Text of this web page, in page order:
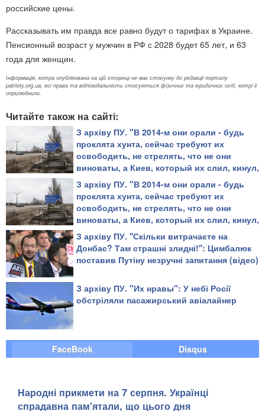
российские цены.
Рассказывать им правда все равно будут о тарифах в Украине.
Пенсионный возраст у мужчин в РФ с 2028 будет 65 лет, и 63
года для женщин.
Інформація, котра опублікована на цій сторінці не має стосунку до редакції порталу
patrioty.org.ua, всі права та відповідальність стосуються фізичних та юридичних осіб, котрі її
оприлюднили.
Читайте також на сайті:
З архіву ПУ. "В 2014-м они орали - будь
проклята хунта, сейчас требуют их
освободить, не стрелять, что не они
виноваты, а Киев, который их слил, кинул,
бросил..." - Степова
З архіву ПУ. "В 2014-м они орали - будь
проклята хунта, сейчас требуют их
освободить, не стрелять, что не они
виноваты, а Киев, который их слил, кинул,
бросил..." - Степова
З архіву ПУ. ''Скільки витрачаєте на
Донбас? Там страшні злидні!'': Цимбалюк
поставив Путіну незручні запитання (відео)
З архіву ПУ. "Их нравы": У небі Росії
обстріляли пасажирський авіалайнер
FaceBook Disqus
Народні прикмети на 7 серпня. Українці
спрадавна пам'ятали, що цього дня